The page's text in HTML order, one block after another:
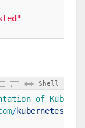
Shell
of
/kubernetes